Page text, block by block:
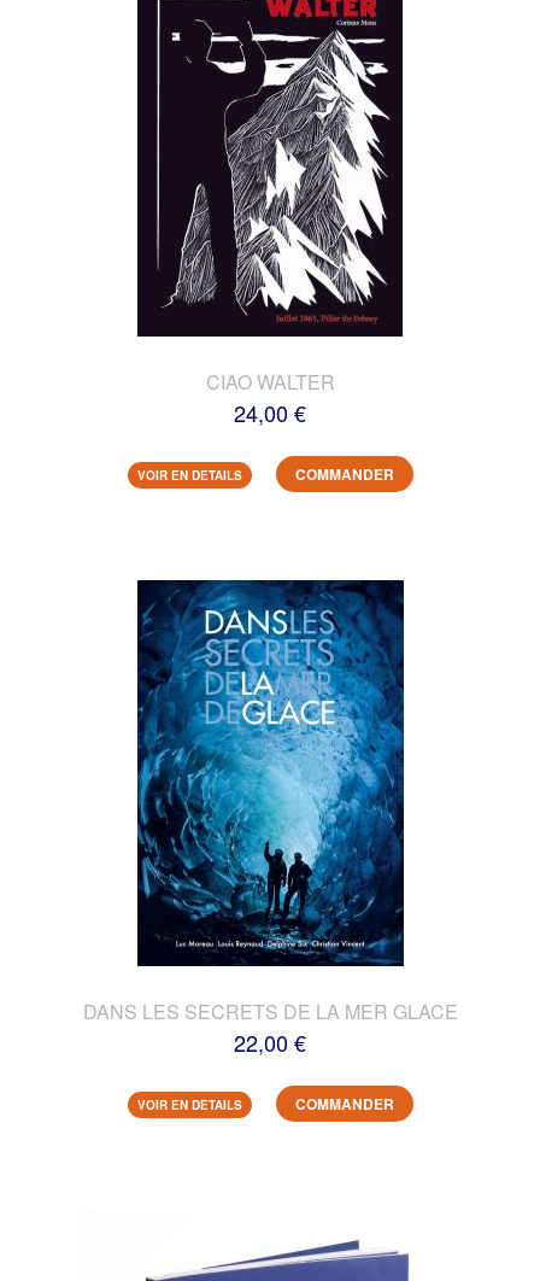
CIAO WALTER
24,00 €
VOIR EN DETAILS COMMANDER
DANS LES SECRETS DE LA MER GLACE
22,00 €
VOIR EN DETAILS COMMANDER